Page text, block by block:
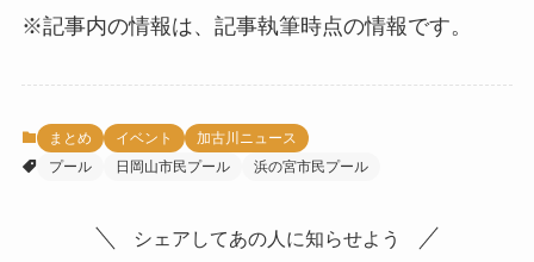
※記事内の情報は、記事執筆時点の情報です。
まとめ イベント
加古川ニュース
プール
日岡山市民プール 浜の宮市民プール
シェアしてあの人に知らせよう